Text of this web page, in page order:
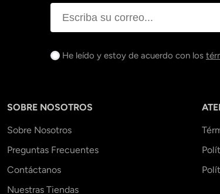
He leído y estoy de acuerdo con los
SOBRE NOSOTROS
Sobre Nosotros
Preguntas Frecuentes
Contáctanos
Nuestras Tiendas